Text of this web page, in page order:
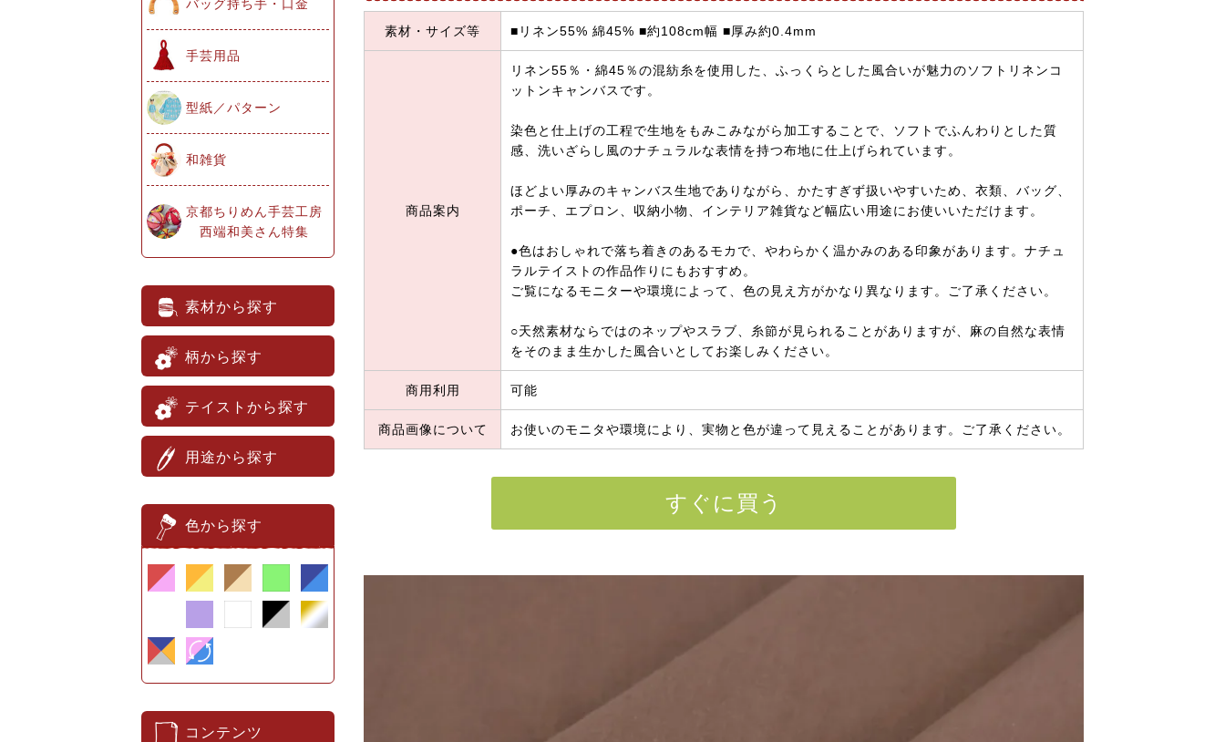
バッグ持ち手・口金
手芸用品
型紙／パターン
和雑貨
京都ちりめん手芸工房
西端和美さん特集
素材から探す
柄から探す
テイストから探す
用途から探す
色から探す
コンテンツ
素材・サイズ等 ■リネン55% 綿45% ■約108cm幅 ■厚み約0.4mm
商品案内
リネン55％・綿45％の混紡糸を使用した、ふっくらとした風合いが魅力のソフトリネンコ
ットンキャンバスです。
染色と仕上げの工程で生地をもみこみながら加工することで、ソフトでふんわりとした質
感、洗いざらし風のナチュラルな表情を持つ布地に仕上げられています。
ほどよい厚みのキャンバス生地でありながら、かたすぎず扱いやすいため、衣類、バッグ、
ポーチ、エプロン、収納小物、インテリア雑貨など幅広い用途にお使いいただけます。
●色はおしゃれで落ち着きのあるモカで、やわらかく温かみのある印象があります。ナチュ
ラルテイストの作品作りにもおすすめ。
ご覧になるモニターや環境によって、色の見え方がかなり異なります。ご了承ください。
○天然素材ならではのネップやスラブ、糸節が見られることがありますが、麻の自然な表情
をそのまま生かした風合いとしてお楽しみください。
商用利用 可能
商品画像について お使いのモニタや環境により、実物と色が違って見えることがあります。ご了承ください。
すぐに買う